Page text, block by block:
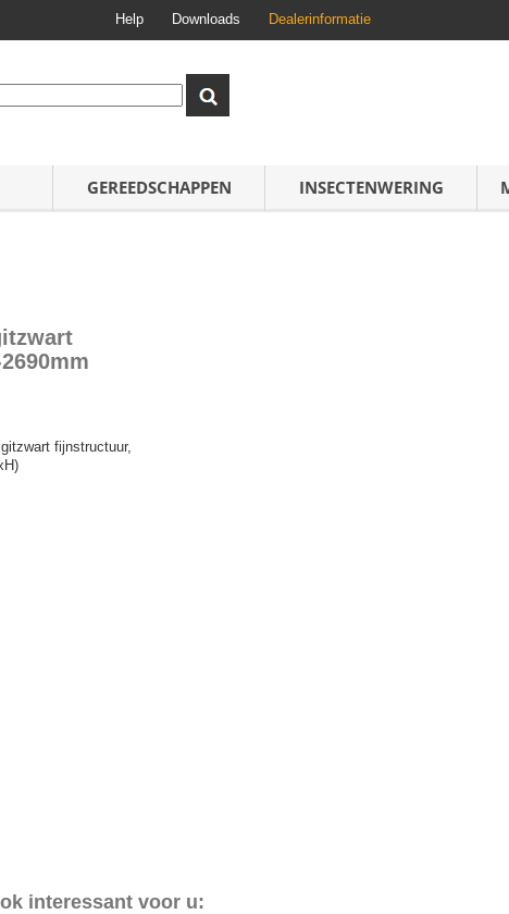
Help Downloads Dealerinformatie
GEREEDSCHAPPEN INSECTENWERING
fijnstructuur,
interessant voor u: